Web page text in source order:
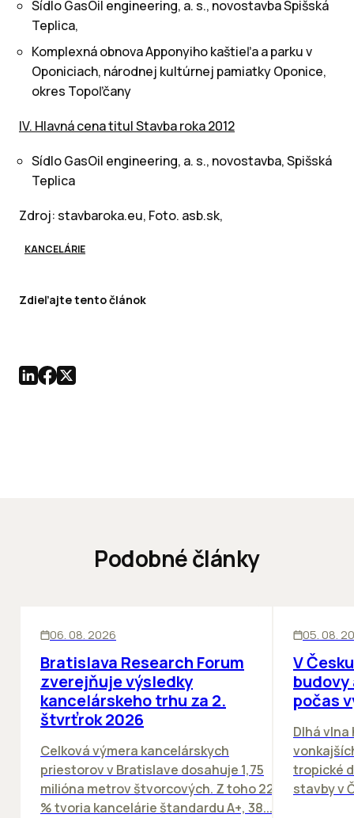
Sídlo GasOil engineering, a. s., novostavba Spišská
Teplica,
Komplexná obnova Apponyiho kaštieľa a parku v
Oponiciach, národnej kultúrnej pamiatky Oponice,
okres Topoľčany
IV. Hlavná cena titul Stavba roka 2012
Sídlo GasOil engineering, a. s., novostavba, Spišská
Teplica
Zdroj: stavbaroka.eu, Foto. asb.sk,
KANCELÁRIE
Zdieľajte tento článok
Podobné články
06. 08. 2026
Bratislava Research Forum
zverejňuje výsledky
kancelárskeho trhu za 2.
štvrťrok 2026
Celková výmera kancelárskych
priestorov v Bratislave dosahuje 1,75
milióna metrov štvorcových. Z toho 22
% tvoria kancelárie štandardu A+, 38...
05. 08.
V
počas
Dlhá
tropické
stavby v